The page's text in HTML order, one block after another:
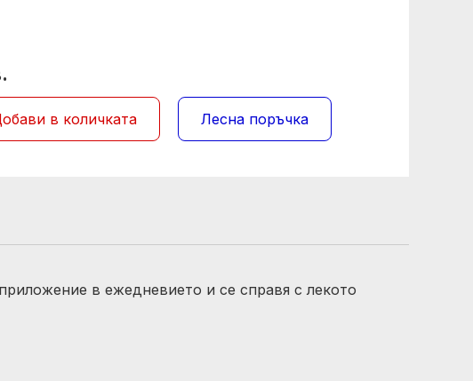
в количката Лесна поръчка
в ежедневието и се справя с лекото